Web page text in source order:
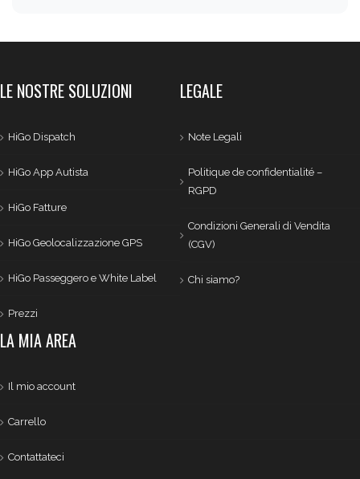
LE NOSTRE SOLUZIONI
HiGo Dispatch
HiGo App Autista
HiGo Fatture
HiGo Geolocalizzazione GPS
HiGo Passeggero e White Label
Prezzi
LEGALE
Note Legali
Politique de confidentialité –
RGPD
Condizioni Generali di Vendita
(CGV)
Chi siamo?
LA MIA AREA
Il mio account
Carrello
Contattateci